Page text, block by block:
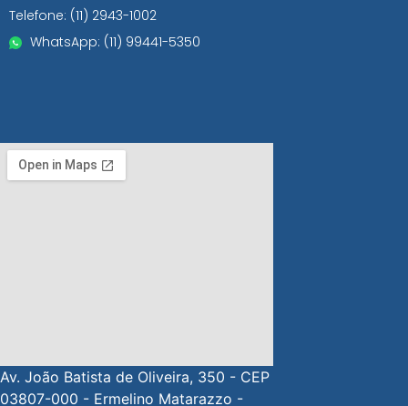
Telefone: (11) 2943-1002
WhatsApp: (11) 99441-5350
Av. João Batista de Oliveira, 350 - CEP
03807-000 - Ermelino Matarazzo -